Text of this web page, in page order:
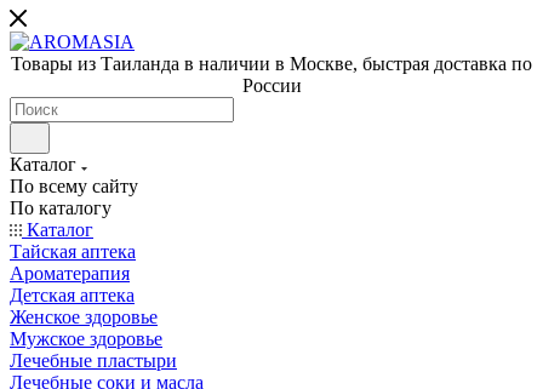
Товары из Таиланда в наличии в Москве, быстрая доставка по
России
Каталог
По всему сайту
По каталогу
Каталог
Тайская аптека
Ароматерапия
Детская аптека
Женское здоровье
Мужское здоровье
Лечебные пластыри
Лечебные соки и масла